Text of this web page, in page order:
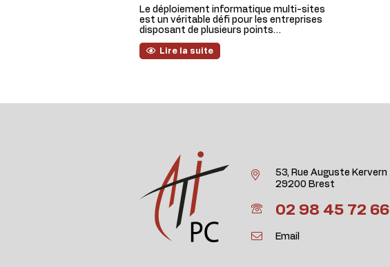
Le déploiement informatique multi-sites
est un véritable défi pour les entreprises
disposant de plusieurs points…
Lire la suite
53, Rue Auguste Kervern
29200 Brest
02 98 45 72 66
Email